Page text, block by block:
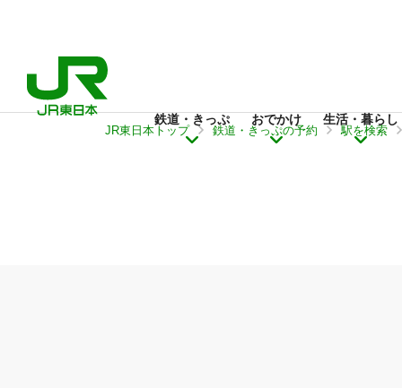
鉄道・きっぷ おでかけ 生活・暮らし
JR東日本トップ 鉄道・きっぷの予約 駅を検索